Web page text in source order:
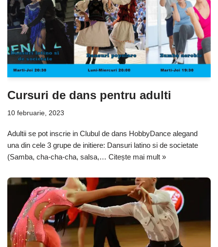
Cursuri de dans pentru adulti
10 februarie, 2023
Adultii se pot inscrie in Clubul de dans HobbyDance alegand
una din cele 3 grupe de initiere: Dansuri latino si de societate
(Samba, cha-cha-cha, salsa,… Citește mai mult »